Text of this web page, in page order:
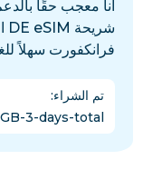
أنا معجب حقًا
فرانكفورت سهلاً
تم الشراء:
3-days-total